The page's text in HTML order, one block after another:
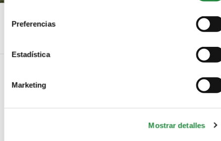
Preferencias
Estadística
Marketing
Mostrar detalles
Cómo comenzar a practicar canicross